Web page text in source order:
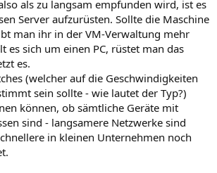
als zu langsam empfunden wird, ist es
Server aufzurüsten. Sollte die Maschine
man ihr in der VM-Verwaltung mehr
es sich um einen PC, rüstet man das
es.
(welcher auf die Geschwindigkeiten
sein sollte - wie lautet der Typ?)
können, ob sämtliche Geräte mit
sind - langsamere Netzwerke sind
in kleinen Unternehmen noch